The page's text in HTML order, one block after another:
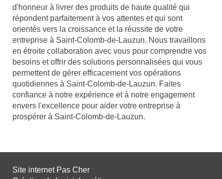
d'honneur à livrer des produits de haute qualité qui
répondent parfaitement à vos attentes et qui sont
orientés vers la croissance et la réussite de votre
entreprise à Saint-Colomb-de-Lauzun. Nous travaillons
en étroite collaboration avec vous pour comprendre vos
besoins et offrir des solutions personnalisées qui vous
permettent de gérer efficacement vos opérations
quotidiennes à Saint-Colomb-de-Lauzun. Faites
confiance à notre expérience et à notre engagement
envers l'excellence pour aider votre entreprise à
prospérer à Saint-Colomb-de-Lauzun.
Site internet Pas Cher